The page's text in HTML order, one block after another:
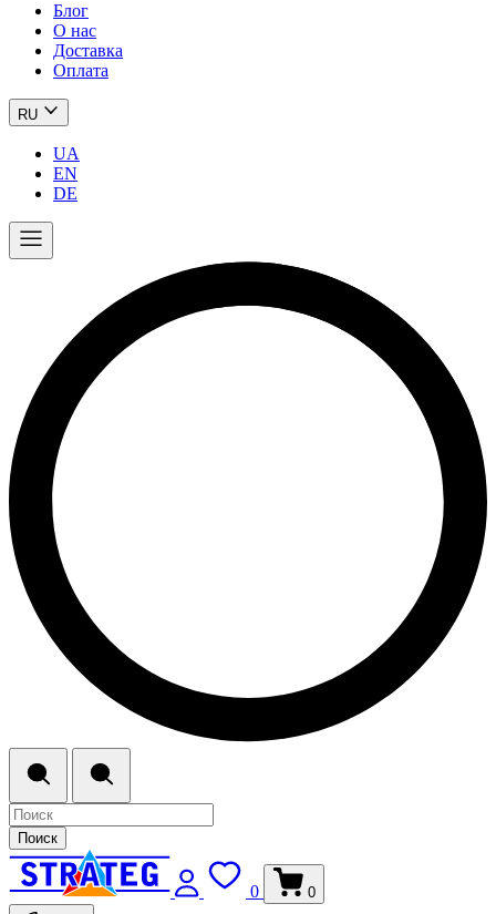
Блог
О нас
Доставка
Оплата
RU
UA
EN
DE
Поиск
0 0